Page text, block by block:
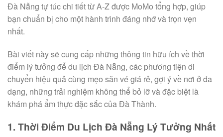
Đà Nẵng tự túc chi tiết từ A-Z được MoMo tổng hợp, giúp
bạn chuẩn bị cho một hành trình đáng nhớ và trọn vẹn
nhất.
Bài viết này sẽ cung cấp những thông tin hữu ích về thời
điểm lý tưởng để du lịch Đà Nẵng, các phương tiện di
chuyển hiệu quả cùng mẹo săn vé giá rẻ, gợi ý về nơi ở đa
dạng, những trải nghiệm không thể bỏ lỡ và đặc biệt là
khám phá ẩm thực đặc sắc của Đà Thành.
1. Thời Điểm Du Lịch Đà Nẵng Lý Tưởng Nhất